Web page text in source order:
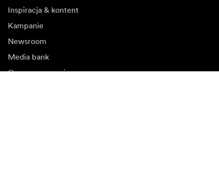
Inspiracja & kontent
Kampanie
Newsroom
Media bank
Oprogramowanie